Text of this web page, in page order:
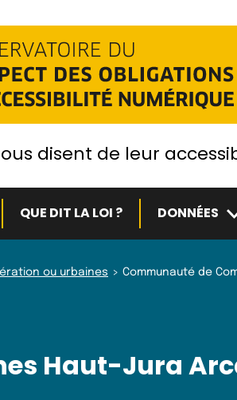
disent de leur
menu
QUE DIT LA LOI ? DONNÉES
ou urbaines Communauté de
Haut-Jura